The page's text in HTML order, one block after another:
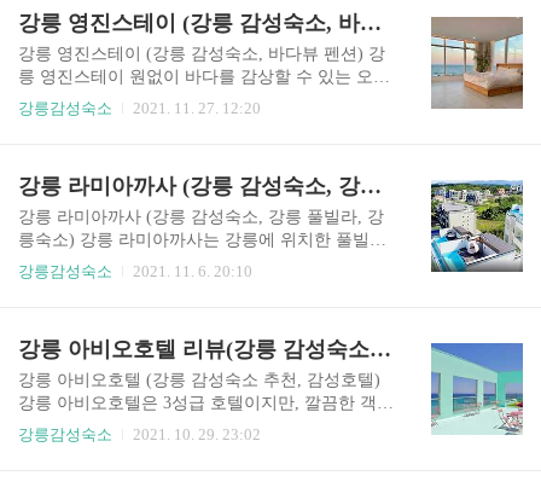
옆에 위치하고 있어서 안목해변을 즐길 수 있는 최
적의 조건을 ..
습니다. 강릉 당신의 안목에 대해서 다음에서 자세
히 확인해보세요. 강릉 당신의 안목 기본정보 체크
인 3시, 체크아웃 11시 (22시 이후 입실 시 사전문
의 필수) 가격 10만원 ~ 39만원 주차 주차불가 주소
강원 강릉시 창해로 14번길 6 연락처 010-8702-868
이용 2만원 현장결제 강..
강릉 영진스테이 (강릉 감성숙소, 바다뷰 펜션)
강릉 영진스테이 (강릉 감성숙소, 바다뷰 펜션) 강
릉 영진스테이 원없이 바다를 감상할 수 있는 오션
뷰를 즐길 수 있는 감성숙소 입니다. 작지만 5층에
하고 있어서 웰컴티로 커피 또는 복숭아 아이스티
를 선택이 가능하다고 합니다. 강릉 영진스테이에
대해서 아래에서 자세히 확인해보세요. 강릉 영진
스테이 기본정보 체크인 3시, 체크아웃 11시 가격 2
0만원~ 주차 주차가능 주소 강원 강릉시 연곡면 해
는 점입니다. 마마무에 화사씨가 여기서 뮤직비디
오를 찍고 나..
강릉감성숙소 2021. 11. 27. 12:20
강릉 라미아까사 (강릉 감성숙소, 강릉 풀빌라, 강릉숙소)
강릉 라미아까사 (강릉 감성숙소, 강릉 풀빌라, 강
릉숙소) 강릉 라미아까사는 강릉에 위치한 풀빌라
펜션으로 인기가 엄청나게 많은 강릉 숙소 중 하나
U 편의점이 있으며, 경포해변까지도 차로 4분 밖에
걸리지 않은 좋은 위치에 자리하고 있습니다. 또한
루프탑 수영장 객실을 보유하고 있어서 감성 충만
한 인생샷을 남길 수 있는 공간 또한 가지고 있습니
다. 강릉 라미아까사 풀빌라 펜션에 대해서 자세히
강릉감성숙소 2021. 11. 6. 20:10
강릉 아비오호텔 리뷰(강릉 감성숙소 추천, 감성호텔)
강릉 아비오호텔 (강릉 감성숙소 추천, 감성호텔)
강릉 아비오호텔은 3성급 호텔이지만, 깔끔한 객실
과 좋은 시설로 인기가 높은 숙소 중 하나입니다.
강릉감성숙소 2021. 10. 29. 23:02